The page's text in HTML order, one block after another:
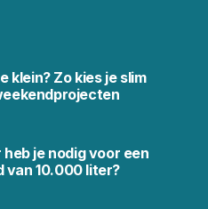
klein? Zo kies je slim
je nodig voor een
van 10.000 liter?